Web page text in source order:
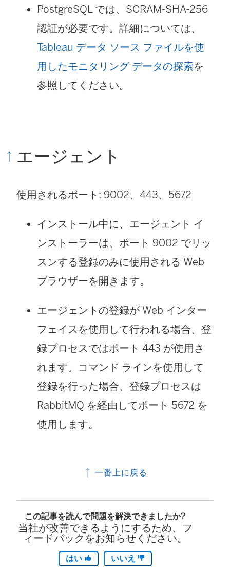
PostgreSQL では、SCRAM-SHA-256
認証が必要です。詳細については、
Tableau データ ソース ファイルを使
用したモニタリング データの探索を
参照してください。
エージェント
使用されるポート: 9002、443、5672
インストール中に、エージェント イ
ンストーラーは、ポート 9002 でリッ
スンする登録のみに使用される Web
ブラウザーを開きます。
エージェントの登録が Web インター
フェイスを使用して行われる場合、登
録プロセスではポート 443 が使用さ
れます。コマンド ラインを使用して
登録を行った場合、登録プロセスは
RabbitMQ を経由してポート 5672 を
使用します。
一番上に戻る
この記事を読んで問題を解決できましたか?
当社が改善できるようにするため、フ
ィードバックをお知らせください。
はい いいえ